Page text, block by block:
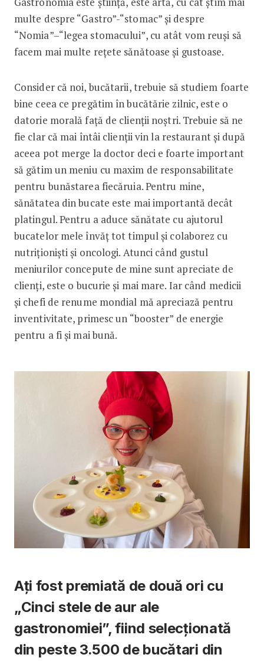
multe despre “Gastro”-“stomac” și despre
“Nomia”–“legea stomacului”, cu atât vom reuși să
facem mai multe rețete sănătoase și gustoase.
Consider că noi, bucătarii, trebuie să studiem foarte
bine ceea ce pregătim în bucătărie zilnic, este o
datorie morală față de clienții noștri. Trebuie să ne
fie clar că mai întâi clienții vin la restaurant și după
aceea pot merge la doctor deci e foarte important
să gătim un meniu cu maxim de responsabilitate
pentru bunăstarea fiecăruia. Pentru mine,
sănătatea din bucate este mai importantă decât
platingul. Pentru a aduce sănătate cu ajutorul
bucatelor mele învăț tot timpul și colaborez cu
nutriționiști și oncologi. Atunci când gustul
meniurilor concepute de mine sunt apreciate de
clienți, este o bucurie și mai mare. Iar când medicii
și chefi de renume mondial mă apreciază pentru
inventivitate, primesc un “booster” de energie
pentru a fi și mai bună.
Ați fost premiată de două ori cu
„Cinci stele de aur ale
gastronomiei”, fiind selecționată
din peste 3.500 de bucătari din